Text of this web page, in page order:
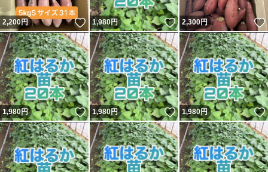
2,200円 いいね！
1,980円 いいね！
2,300円
1,980円 いいね！
1,980円 いいね！
1,980円